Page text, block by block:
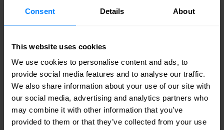
Consent Details About
This website uses cookies
We use cookies to personalise content and ads, to
provide social media features and to analyse our traffic.
We also share information about your use of our site with
our social media, advertising and analytics partners who
may combine it with other information that you’ve
provided to them or that they’ve collected from your use
verhoogt en proactieve, toekomstbestendige
beveiliging naadloos in het netwerk integreert.
Voor organisaties die werken aan digitale
transformatie, AI-adoptie en
langetermijnweerbaarheid biedt FortiOS 8.0 een
schaalbare basis die meegroeit met de eisen van
morgen.